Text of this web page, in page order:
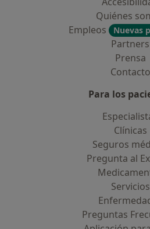
Quiénes
Empleos
Nuevas
Partners
Prensa
Contacto
Para los
Clínicas
Seguros
Pregunta al
Servicios
Preguntas